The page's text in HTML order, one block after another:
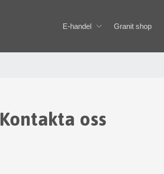
E-handel Granit shop
Kontakta oss